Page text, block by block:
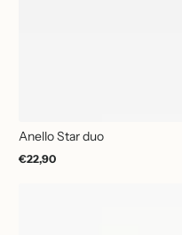
Anello Star duo
Prezzo
€22,90